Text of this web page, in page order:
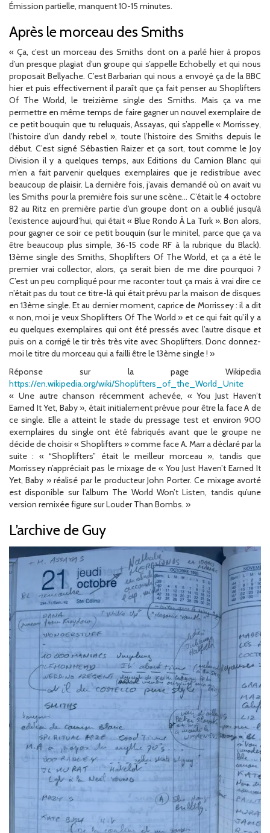
Émission partielle, manquent 10-15 minutes.
Après le morceau des Smiths
« Ça, c’est un morceau des Smiths dont on a parlé hier à propos
d’un presque plagiat d’un groupe qui s’appelle Echobelly et qui nous
proposait Bellyache. C’est Barbarian qui nous a envoyé ça de la BBC
hier et puis effectivement il paraît que ça fait penser au Shoplifters
Of The World, le treizième single des Smiths. Mais ça va me
permettre en même temps de faire gagner un nouvel exemplaire de
ce petit bouquin que tu reluquais, Assayas, qui s’appelle « Morrissey,
l’histoire d’un dandy rebel », toute l’histoire des Smiths depuis le
début. C’est signé Sébastien Raizer et ça sort, tout comme le Joy
Division il y a quelques temps, aux Editions du Camion Blanc qui
m’en a fait parvenir quelques exemplaires que je redistribue avec
beaucoup de plaisir. La dernière fois, j’avais demandé où on avait vu
les Smiths pour la première fois sur une scène… C’était le 4 octobre
82 au Ritz en première partie d’un groupe dont on a oublié jusqu’à
l’existence aujourd’hui, qui était « Blue Rondo À La Turk ». Bon alors,
pour gagner ce soir ce petit bouquin (sur le minitel, parce que ça va
être beaucoup plus simple, 36-15 code RF à la rubrique du Black).
13ème single des Smiths, Shoplifters Of The World, et ça a été le
premier vrai collector, alors, ça serait bien de me dire pourquoi ?
C’est un peu compliqué pour me raconter tout ça mais à vrai dire ce
n’était pas du tout ce titre-là qui était prévu par la maison de disques
en 13ème single. Et au dernier moment, caprice de Morrissey : il a dit
« non, moi je veux Shoplifters Of The World » et ce qui fait qu’il y a
eu quelques exemplaires qui ont été pressés avec l’autre disque et
puis on a corrigé le tir très très vite avec Shoplifters. Donc donnez-
moi le titre du morceau qui a failli être le 13ème single ! »
Réponse sur la page Wikipedia
https://en.wikipedia.org/wiki/Shoplifters_of_the_World_Unite
« Une autre chanson récemment achevée, « You Just Haven’t
Earned It Yet, Baby », était initialement prévue pour être la face A de
ce single. Elle a atteint le stade du pressage test et environ 900
exemplaires du single ont été fabriqués avant que le groupe ne
décide de choisir « Shoplifters » comme face A. Marr a déclaré par la
suite : « “Shoplifters” était le meilleur morceau », tandis que
Morrissey n’appréciait pas le mixage de « You Just Haven’t Earned It
Yet, Baby » réalisé par le producteur John Porter. Ce mixage avorté
est disponible sur l’album The World Won’t Listen, tandis qu’une
version remixée figure sur Louder Than Bombs. »
L’archive de Guy